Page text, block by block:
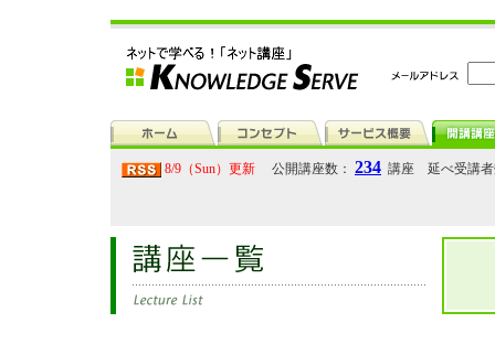
8/9（Sun）更新 公開講座数： 234 講座 延べ受講